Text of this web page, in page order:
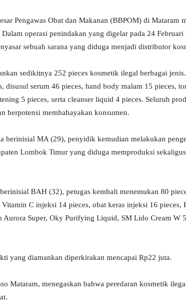
Pengawas Obat dan Makanan (BBPOM) di Mataram
operasi penindakan yang digelar pada 24
sebuah sarana yang diduga menjadi distributor
sedikitnya 252 pieces kosmetik ilegal berbagai
disusul serum 46 pieces, hand body malam 15 pieces,
5 pieces, serta cleanser liquid 4 pieces. Seluruh
berpotensi membahayakan konsumen.
berinisial MA (29), penyidik kemudian melakukan
Lombok Timur yang diduga memproduksi
BAH (32), petugas kembali menemukan 80
C injeksi 14 pieces, obat keras injeksi 16 pieces,
Aurora Super, Oky Purifying Liquid, SM Lido Cream W
yang diamankan diperkirakan mencapai Rp22 juta.
Mataram, menegaskan bahwa peredaran kosmetik